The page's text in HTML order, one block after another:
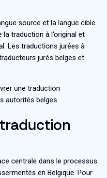
source et la langue cible
traduction à l’original et
Les traductions jurées à
jurés belges et
une traduction
autorités belges.
centrale dans le processus
en Belgique. Pour